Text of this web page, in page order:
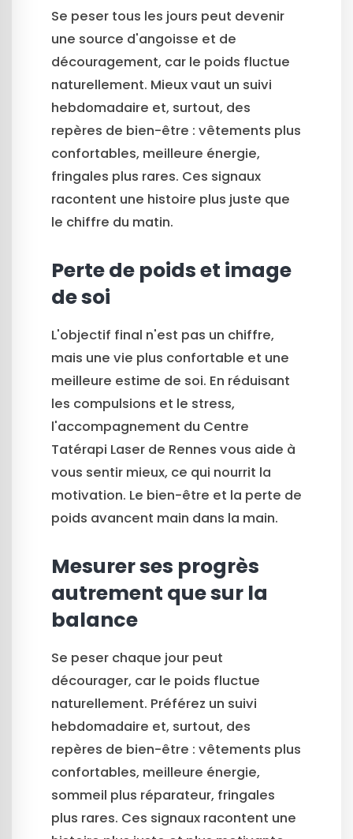
Se peser tous les jours peut devenir
une source d'angoisse et de
découragement, car le poids fluctue
naturellement. Mieux vaut un suivi
hebdomadaire et, surtout, des
repères de bien-être : vêtements plus
confortables, meilleure énergie,
fringales plus rares. Ces signaux
racontent une histoire plus juste que
le chiffre du matin.
Perte de poids et image
de soi
L'objectif final n'est pas un chiffre,
mais une vie plus confortable et une
meilleure estime de soi. En réduisant
les compulsions et le stress,
l'accompagnement du Centre
Tatérapi Laser de Rennes vous aide à
vous sentir mieux, ce qui nourrit la
motivation. Le bien-être et la perte de
poids avancent main dans la main.
Mesurer ses progrès
autrement que sur la
balance
Se peser chaque jour peut
décourager, car le poids fluctue
naturellement. Préférez un suivi
hebdomadaire et, surtout, des
repères de bien-être : vêtements plus
confortables, meilleure énergie,
sommeil plus réparateur, fringales
plus rares. Ces signaux racontent une